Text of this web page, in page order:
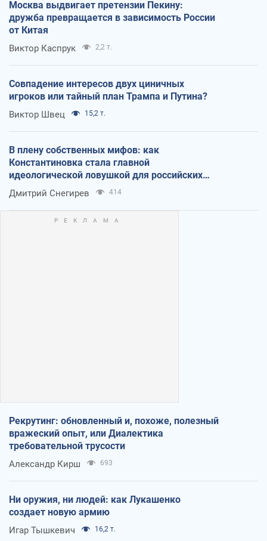
Москва выдвигает претензии Пекину:
дружба превращается в зависимость России
от Китая
Виктор Каспрук 2,2 т.
Совпадение интересов двух циничных
игроков или тайный план Трампа и Путина?
Виктор Швец 15,2 т.
В плену собственных мифов: как
Константиновка стала главной
идеологической ловушкой для российских
оккупантов
Дмитрий Снегирев 414
Рекрутинг: обновленный и, похоже, полезный
вражеский опыт, или Диалектика
требовательной трусости
Александр Кирш 693
Ни оружия, ни людей: как Лукашенко
создает новую армию
Игар Тышкевич 16,2 т.